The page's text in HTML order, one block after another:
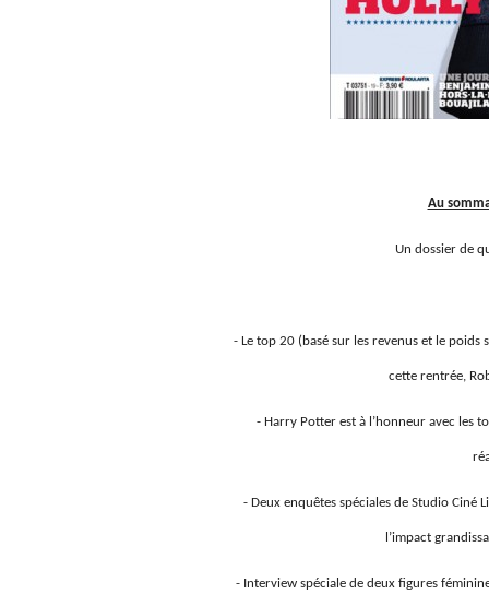
Au
Un dossier de
- Le top 20 (basé sur les revenus et le
cette rentrée,
- Harry Potter est à l’honneur avec les
- Deux enquêtes spéciales de Studio Ciné
l’impact
- Interview spéciale de deux figures